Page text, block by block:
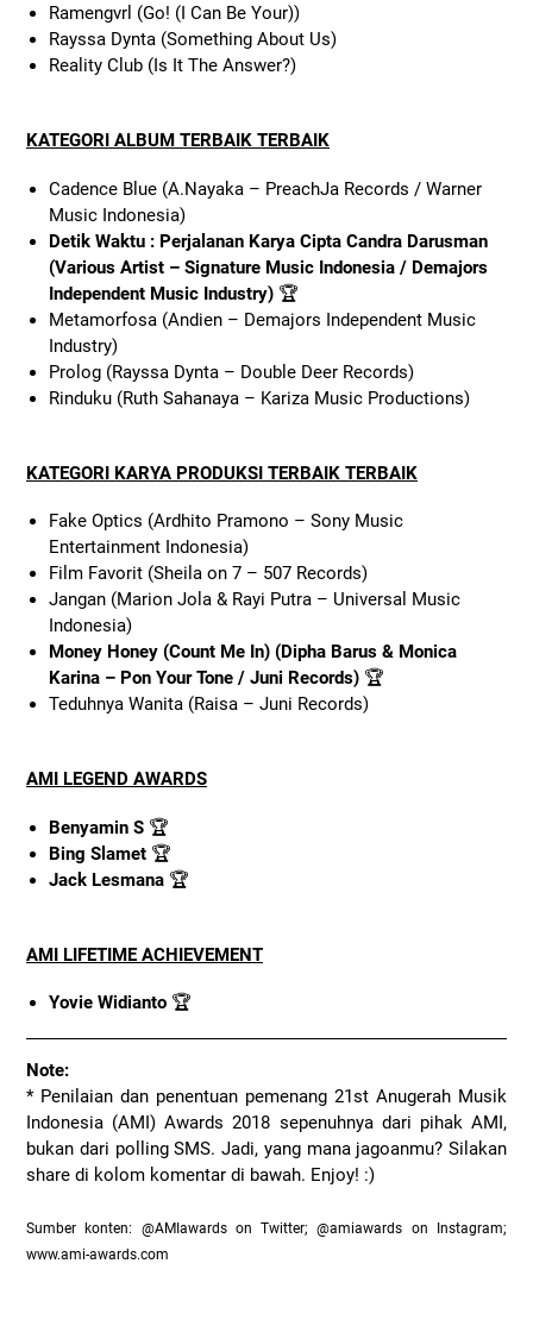
Ramengvrl (Go! (I Can Be Your))
Rayssa Dynta (Something About Us)
Reality Club (Is It The Answer?)
KATEGORI ALBUM TERBAIK TERBAIK
Cadence Blue (A.Nayaka – PreachJa Records / Warner
Music Indonesia)
Detik Waktu : Perjalanan Karya Cipta Candra Darusman
(Various Artist – Signature Music Indonesia / Demajors
Independent Music Industry)🏆
Metamorfosa (Andien – Demajors Independent Music
Industry)
Prolog (Rayssa Dynta – Double Deer Records)
Rinduku (Ruth Sahanaya – Kariza Music Productions)
KATEGORI KARYA PRODUKSI TERBAIK TERBAIK
Fake Optics (Ardhito Pramono – Sony Music
Entertainment Indonesia)
Film Favorit (Sheila on 7 – 507 Records)
Jangan (Marion Jola & Rayi Putra – Universal Music
Indonesia)
Money Honey (Count Me In) (Dipha Barus & Monica
Karina – Pon Your Tone / Juni Records)🏆
Teduhnya Wanita (Raisa – Juni Records)
AMI LEGEND AWARDS
Benyamin S🏆
Bing Slamet🏆
Jack Lesmana🏆
AMI LIFETIME ACHIEVEMENT
Yovie Widianto🏆
Note:
* Penilaian dan penentuan pemenang 21st Anugerah Musik
Indonesia (AMI) Awards 2018 sepenuhnya dari pihak AMI,
bukan dari polling SMS. Jadi, yang mana jagoanmu? Silakan
share di kolom komentar di bawah. Enjoy! :)
Sumber konten: @AMIawards on Twitter; @amiawards on Instagram;
www.ami-awards.com